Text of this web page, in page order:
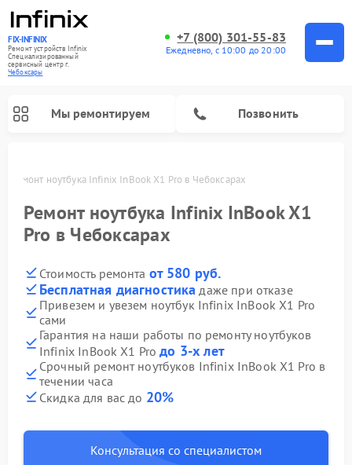
FIX-INFINIX
Ремонт устройств Infinix
Специализированный
cервисный центр г.
Чебоксары
+7 (800) 301-55-83
Ежедневно, с 10:00 до 20:00
Мы ремонтируем Позвонить
Ремонт ноутбука Infinix InBook X1 Pro в Чебоксарах
Ремонт ноутбука Infinix InBook X1
Pro в Чебоксарах
Стоимость ремонта от 580 руб.
Бесплатная диагностика даже при отказе
Привезем и увезем ноутбук Infinix InBook X1 Pro
сами
Гарантия на наши работы по ремонту ноутбуков
Infinix InBook X1 Proдо 3-х лет
Срочный ремонт ноутбуков Infinix InBook X1 Pro в
течении часа
Скидка для вас до 20%
Консультация со специалистом